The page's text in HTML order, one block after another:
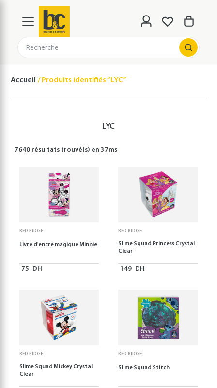
Recherche
Accueil Produits identifiés “LYC”
LYC
7640 résultats trouvé(s) en37ms
RED RIDGE
Livre d'encre magique Minnie
75 DH
RED RIDGE
Slime Squad Princess Crystal
Clear
149 DH
RED RIDGE
Slime Squad Mickey Crystal
Clear
RED RIDGE
Slime Squad Stitch